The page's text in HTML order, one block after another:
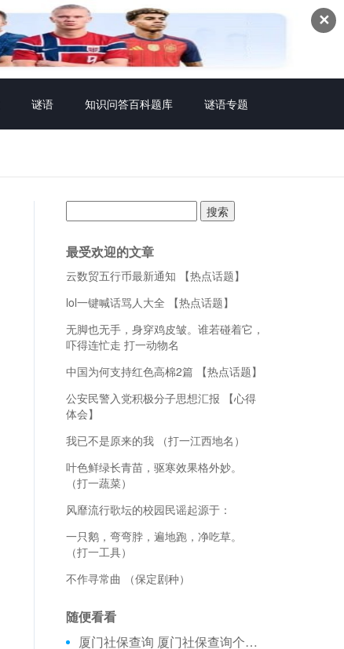
✕
谜语 知识问答百科题库 谜语专题
索：
最受欢迎的文章
云数贸五行币最新通知 【热点话题】
lol一键喊话骂人大全 【热点话题】
无脚也无手，身穿鸡皮皱。谁若碰着它，
吓得连忙走 打一动物名
中国为何支持红色高棉2篇 【热点话题】
公安民警入党积极分子思想汇报 【心得
体会】
我已不是原来的我 （打一江西地名）
叶色鲜绿长青苗，驱寒效果格外妙。
（打一蔬菜）
风靡流行歌坛的校园民谣起源于：
一只鹅，弯弯脖，遍地跑，净吃草。
（打一工具）
不作寻常曲 （保定剧种）
随便看看
厦门社保查询 厦门社保查询个人账户查询系统 【党团范文】